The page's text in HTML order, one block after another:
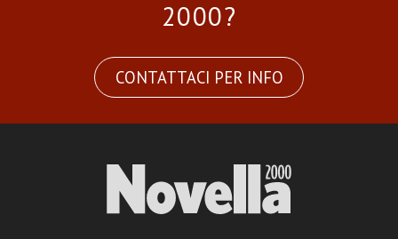
2000?
CONTATTACI PER INFO